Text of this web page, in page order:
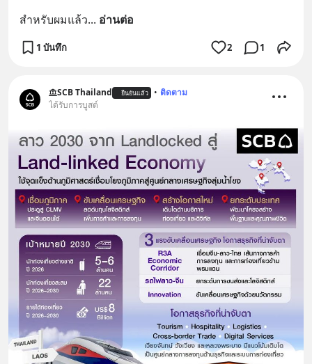
สำหรับผมแล้ว... อ่านต่อ
1 บันทึก 2 1
SCB Thailand ยืนยันแล้ว • ติดตาม
ได้รับการบูสต์